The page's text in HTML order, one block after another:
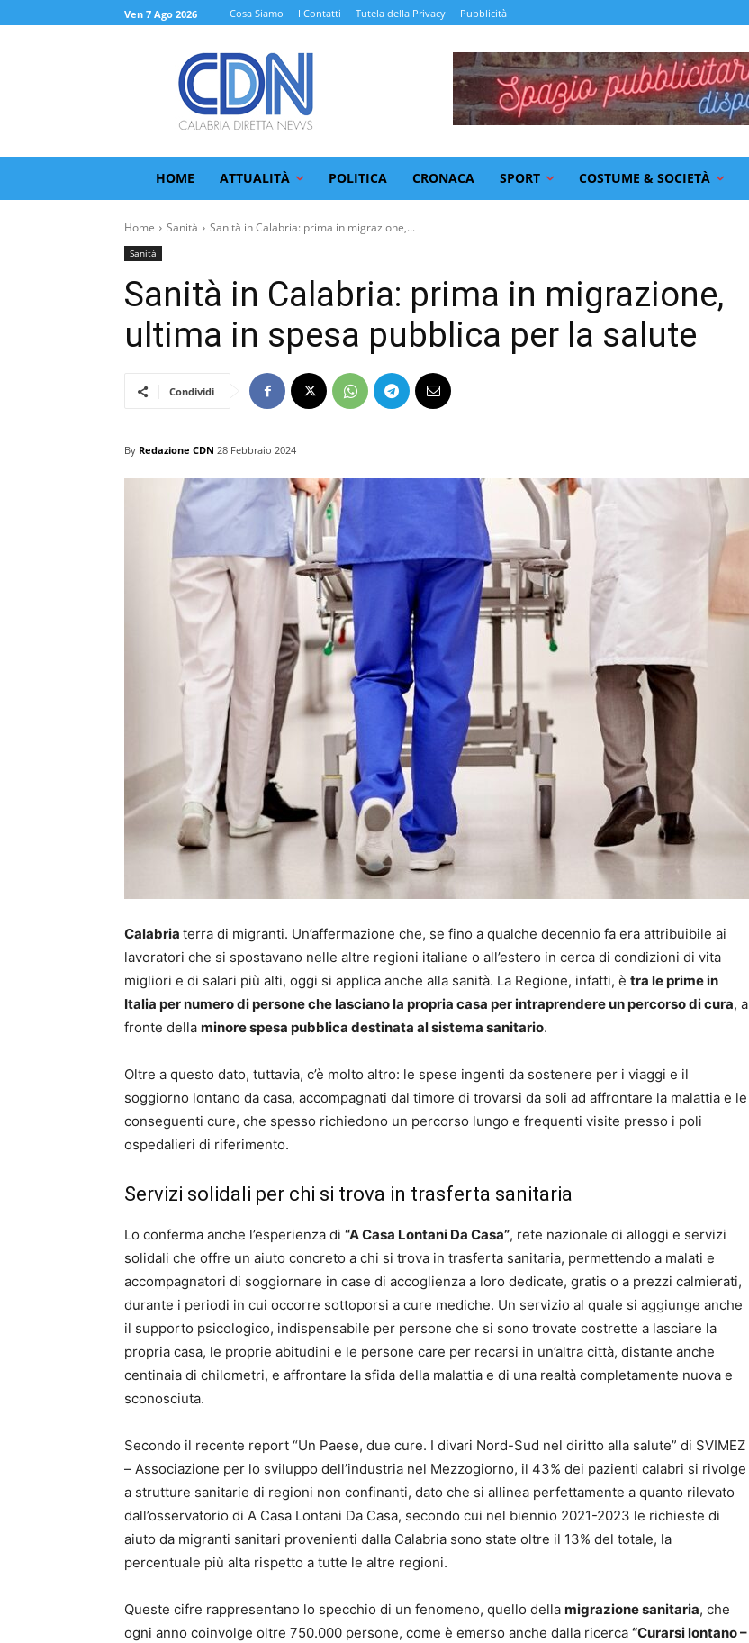
Ven 7 Ago 2026 Cosa Siamo I Contatti Tutela della Privacy Pubblicità
HOME ATTUALITÀ POLITICA CRONACA SPORT COSTUME & SOCIETÀ
Home Sanità Sanità in Calabria: prima in migrazione,...
Sanità
Sanità in Calabria: prima in migrazione,
ultima in spesa pubblica per la salute
Condividi
By Redazione CDN 28 Febbraio 2024
Calabria terra di migranti. Un’affermazione che, se fino a qualche decennio fa era attribuibile ai
lavoratori che si spostavano nelle altre regioni italiane o all’estero in cerca di condizioni di vita
migliori e di salari più alti, oggi si applica anche alla sanità. La Regione, infatti, è tra le prime in
Italia per numero di persone che lasciano la propria casa per intraprendere un percorso di cura, a
fronte della minore spesa pubblica destinata al sistema sanitario.
Oltre a questo dato, tuttavia, c’è molto altro: le spese ingenti da sostenere per i viaggi e il
soggiorno lontano da casa, accompagnati dal timore di trovarsi da soli ad affrontare la malattia e le
conseguenti cure, che spesso richiedono un percorso lungo e frequenti visite presso i poli
ospedalieri di riferimento.
Servizi solidali per chi si trova in trasferta sanitaria
Lo conferma anche l’esperienza di “A Casa Lontani Da Casa”, rete nazionale di alloggi e servizi
solidali che offre un aiuto concreto a chi si trova in trasferta sanitaria, permettendo a malati e
accompagnatori di soggiornare in case di accoglienza a loro dedicate, gratis o a prezzi calmierati,
durante i periodi in cui occorre sottoporsi a cure mediche. Un servizio al quale si aggiunge anche
il supporto psicologico, indispensabile per persone che si sono trovate costrette a lasciare la
propria casa, le proprie abitudini e le persone care per recarsi in un’altra città, distante anche
centinaia di chilometri, e affrontare la sfida della malattia e di una realtà completamente nuova e
sconosciuta.
Secondo il recente report “Un Paese, due cure. I divari Nord-Sud nel diritto alla salute” di SVIMEZ
– Associazione per lo sviluppo dell’industria nel Mezzogiorno, il 43% dei pazienti calabri si rivolge
a strutture sanitarie di regioni non confinanti, dato che si allinea perfettamente a quanto rilevato
dall’osservatorio di A Casa Lontani Da Casa, secondo cui nel biennio 2021-2023 le richieste di
aiuto da migranti sanitari provenienti dalla Calabria sono state oltre il 13% del totale, la
percentuale più alta rispetto a tutte le altre regioni.
Queste cifre rappresentano lo specchio di un fenomeno, quello della migrazione sanitaria, che
ogni anno coinvolge oltre 750.000 persone, come è emerso anche dalla ricerca “Curarsi lontano –